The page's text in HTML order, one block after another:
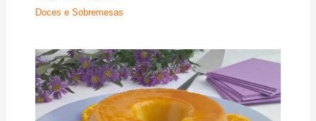
Doces e Sobremesas